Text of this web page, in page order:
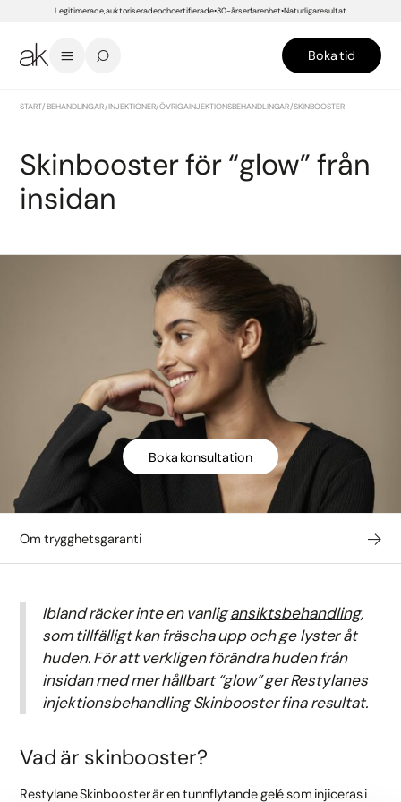
Legitimerade, auktoriserade och certifierade 30-års erfarenhet Naturliga resultat
Boka tid
START/BEHANDLINGAR/INJEKTIONER/ÖVRIGA INJEKTIONSBEHANDLINGAR/SKINBOOSTER
Skinbooster för “glow” från
insidan
Boka konsultation
Om trygghetsgaranti
Ibland räcker inte en vanligansiktsbehandling,
som tillfälligt kan fräscha upp och ge lyster åt
huden. För att verkligen förändra huden från
insidan med mer hållbart “glow” ger Restylanes
injektionsbehandling Skinbooster fina resultat.
Vad är skinbooster?
Restylane Skinbooster är en tunnflytande gelé som injiceras i